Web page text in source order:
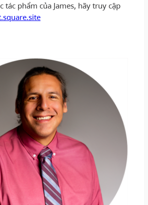
tác phẩm của James, hãy truy cập